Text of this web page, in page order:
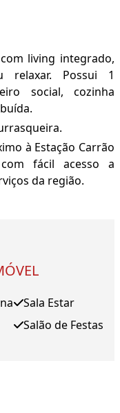
living integrado,
relaxar. Possui 1
social, cozinha
à Estação Carrão
fácil acesso a
da região.
Sala Estar
Salão de Festas